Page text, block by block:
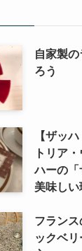
自家製
ろう
【ザッ
トリア
ハーの「
美味しい
フラン
ックベ